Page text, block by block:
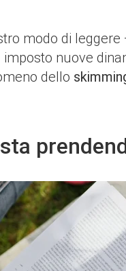
modo di
nuove
dello